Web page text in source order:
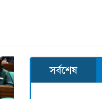
সর্বশেষ